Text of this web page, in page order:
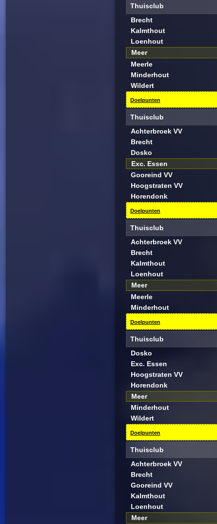
Thuisclub
Brecht
Kalmthout
Loenhout
Meer
Meerle
Minderhout
Wildert
Doelpunten
Thuisclub
Achterbroek VV
Brecht
Dosko
Exc. Essen
Gooreind VV
Hoogstraten VV
Horendonk
Doelpunten
Thuisclub
Achterbroek VV
Brecht
Kalmthout
Loenhout
Meer
Meerle
Minderhout
Doelpunten
Thuisclub
Dosko
Exc. Essen
Hoogstraten VV
Horendonk
Meer
Minderhout
Wildert
Doelpunten
Thuisclub
Achterbroek VV
Brecht
Gooreind VV
Kalmthout
Loenhout
Meer